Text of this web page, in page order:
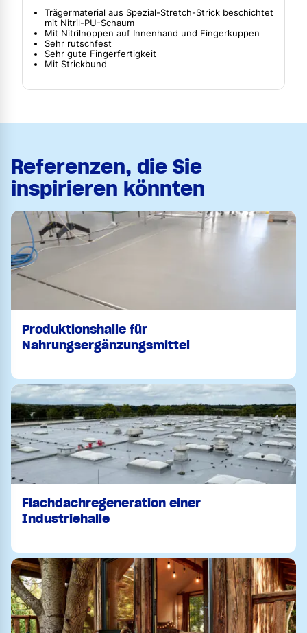
Trägermaterial aus Spezial-Stretch-Strick beschichtet
mit Nitril-PU-Schaum
Mit Nitrilnoppen auf Innenhand und Fingerkuppen
Sehr rutschfest
Sehr gute Fingerfertigkeit
Mit Strickbund
Referenzen, die Sie
inspirieren könnten
Produktionshalle für
Nahrungsergänzungsmittel
Flachdachregeneration einer
Industriehalle